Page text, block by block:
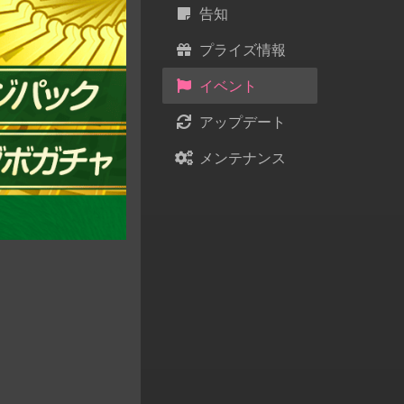
告知
プライズ情報
イベント
アップデート
メンテナンス